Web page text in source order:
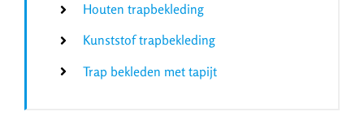
Houten trapbekleding
Kunststof trapbekleding
Trap bekleden met tapijt